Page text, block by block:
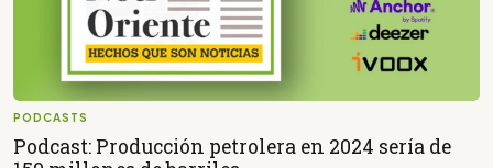
PODCASTS
Podcast: Producción petrolera en 2024 sería de